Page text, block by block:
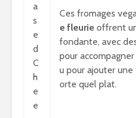
a
s
e
d
C
h
e
e
Ces fromages
e fleurie offrent
fondante, avec
pour
u pour ajouter une
orte quel plat.